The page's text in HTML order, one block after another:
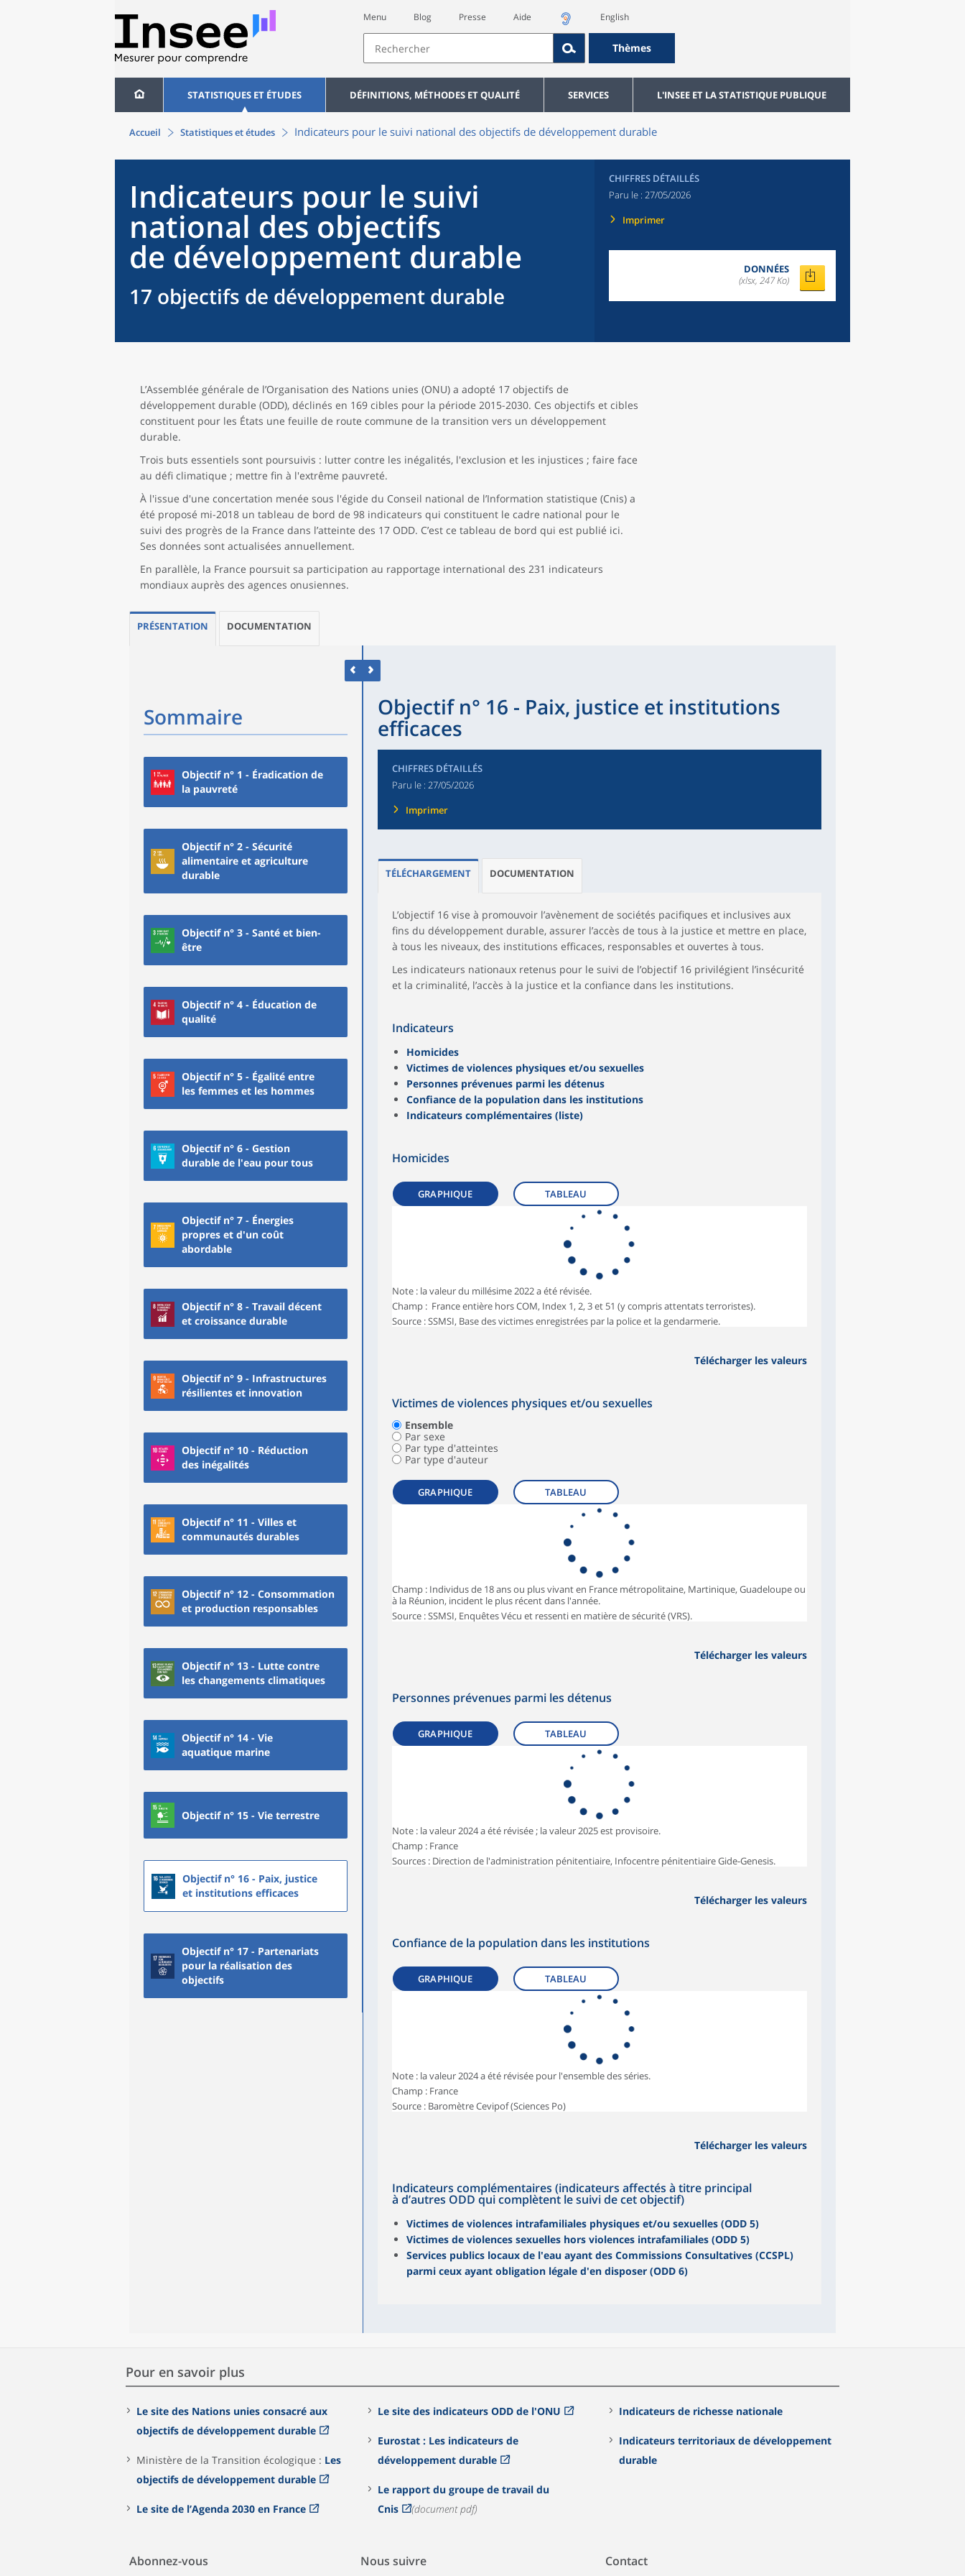
Menu Blog Presse Aide English
Thèmes
STATISTIQUES ET ÉTUDES DÉFINITIONS, MÉTHODES ET QUALITÉ SERVICES L'INSEE ET LA STATISTIQUE PUBLIQUE
Accueil Statistiques et études Indicateurs pour le suivi national des objectifs de développement durable
Indicateurs pour le suivi
national des objectifs
de développement durable
17 objectifs de développement durable
CHIFFRES DÉTAILLÉS
Paru le : 27/05/2026
Imprimer
DONNÉES
(xlsx, 247 Ko)
L’Assemblée générale de l’Organisation des Nations unies (ONU) a adopté 17 objectifs de
développement durable (ODD), déclinés en 169 cibles pour la période 2015-2030. Ces objectifs et cibles
constituent pour les États une feuille de route commune de la transition vers un développement
durable.
Trois buts essentiels sont poursuivis : lutter contre les inégalités, l'exclusion et les injustices ; faire face
au défi climatique ; mettre fin à l'extrême pauvreté.
À l'issue d'une concertation menée sous l'égide du Conseil national de l’Information statistique (Cnis) a
été proposé mi-2018 un tableau de bord de 98 indicateurs qui constituent le cadre national pour le
suivi des progrès de la France dans l’atteinte des 17 ODD. C’est ce tableau de bord qui est publié ici.
Ses données sont actualisées annuellement.
En parallèle, la France poursuit sa participation au rapportage international des 231 indicateurs
mondiaux auprès des agences onusiennes.
PRÉSENTATION DOCUMENTATION
Sommaire
Objectif n° 1 - Éradication de
la pauvreté
Objectif n° 2 - Sécurité
alimentaire et agriculture
durable
Objectif n° 3 - Santé et bien-
être
Objectif n° 4 - Éducation de
qualité
Objectif n° 5 - Égalité entre
les femmes et les hommes
Objectif n° 6 - Gestion
durable de l'eau pour tous
Objectif n° 7 - Énergies
propres et d'un coût
abordable
Objectif n° 8 - Travail décent
et croissance durable
Objectif n° 9 - Infrastructures
résilientes et innovation
Objectif n° 10 - Réduction
des inégalités
Objectif n° 11 - Villes et
communautés durables
Objectif n° 12 - Consommation
et production responsables
Objectif n° 13 - Lutte contre
les changements climatiques
Objectif n° 14 - Vie
aquatique marine
Objectif n° 15 - Vie terrestre
Objectif n° 16 - Paix, justice
et institutions efficaces
Objectif n° 17 - Partenariats
pour la réalisation des
objectifs
Objectif n° 16 - Paix, justice et institutions
efficaces
CHIFFRES DÉTAILLÉS
Paru le : 27/05/2026
Imprimer
TÉLÉCHARGEMENT DOCUMENTATION
L’objectif 16 vise à promouvoir l’avènement de sociétés pacifiques et inclusives aux
fins du développement durable, assurer l’accès de tous à la justice et mettre en place,
à tous les niveaux, des institutions efficaces, responsables et ouvertes à tous.
Les indicateurs nationaux retenus pour le suivi de l’objectif 16 privilégient l’insécurité
et la criminalité, l’accès à la justice et la confiance dans les institutions.
Indicateurs
Homicides
Victimes de violences physiques et/ou sexuelles
Personnes prévenues parmi les détenus
Confiance de la population dans les institutions
Indicateurs complémentaires (liste)
Homicides
GRAPHIQUE TABLEAU
Note : la valeur du millésime 2022 a été révisée.
Champ : France entière hors COM, Index 1, 2, 3 et 51 (y compris attentats terroristes).
Source : SSMSI, Base des victimes enregistrées par la police et la gendarmerie.
Télécharger les valeurs
Victimes de violences physiques et/ou sexuelles
Ensemble
Par sexe
Par type d'atteintes
Par type d'auteur
GRAPHIQUE TABLEAU
Champ : Individus de 18 ans ou plus vivant en France métropolitaine, Martinique, Guadeloupe ou
à la Réunion, incident le plus récent dans l'année.
Source : SSMSI, Enquêtes Vécu et ressenti en matière de sécurité (VRS).
Télécharger les valeurs
Personnes prévenues parmi les détenus
GRAPHIQUE TABLEAU
Note : la valeur 2024 a été révisée ; la valeur 2025 est provisoire.
Champ : France
Sources : Direction de l'administration pénitentiaire, Infocentre pénitentiaire Gide-Genesis.
Télécharger les valeurs
Confiance de la population dans les institutions
GRAPHIQUE TABLEAU
Note : la valeur 2024 a été révisée pour l'ensemble des séries.
Champ : France
Source : Baromètre Cevipof (Sciences Po)
Télécharger les valeurs
Indicateurs complémentaires (indicateurs affectés à titre principal
à d’autres ODD qui complètent le suivi de cet objectif)
Victimes de violences intrafamiliales physiques et/ou sexuelles (ODD 5)
Victimes de violences sexuelles hors violences intrafamiliales (ODD 5)
Services publics locaux de l'eau ayant des Commissions Consultatives (CCSPL)
parmi ceux ayant obligation légale d'en disposer (ODD 6)
Pour en savoir plus
Le site des Nations unies consacré aux
objectifs de développement durable
Ministère de la Transition écologique : Les
objectifs de développement durable
Le site de l’Agenda 2030 en France
Le site des indicateurs ODD de l'ONU
Eurostat : Les indicateurs de
développement durable
Le rapport du groupe de travail du
Cnis
(document pdf)
Indicateurs de richesse nationale
Indicateurs territoriaux de développement
durable
Abonnez-vous Nous suivre Contact